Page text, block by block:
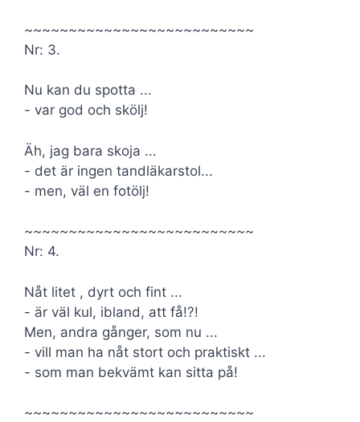
~~~~~~~~~~~~~~~~~~~~~~~~~~
Nr: 3.
Nu kan du spotta ...
- var god och skölj!
Äh, jag bara skoja ...
- det är ingen tandläkarstol...
- men, väl en fotölj!
~~~~~~~~~~~~~~~~~~~~~~~~~~
Nr: 4.
Nåt litet , dyrt och fint ...
- är väl kul, ibland, att få!?!
Men, andra gånger, som nu ...
- vill man ha nåt stort och praktiskt ...
- som man bekvämt kan sitta på!
~~~~~~~~~~~~~~~~~~~~~~~~~~